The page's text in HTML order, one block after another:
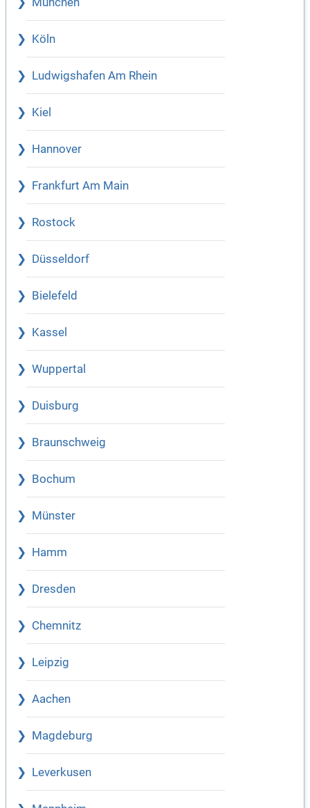
München
Köln
Ludwigshafen Am Rhein
Kiel
Hannover
Frankfurt Am Main
Rostock
Düsseldorf
Bielefeld
Kassel
Wuppertal
Duisburg
Braunschweig
Bochum
Münster
Hamm
Dresden
Chemnitz
Leipzig
Aachen
Magdeburg
Leverkusen